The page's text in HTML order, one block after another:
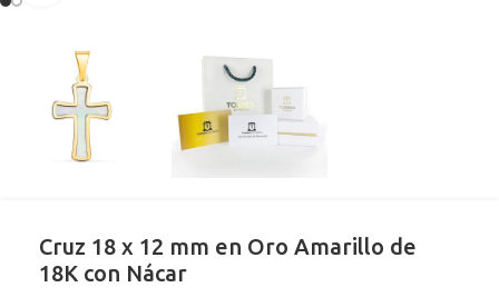
Cruz 18 x 12 mm en Oro Amarillo de
18K con Nácar